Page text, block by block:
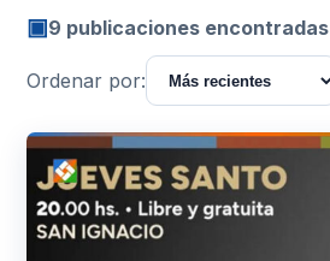
▣9 publicaciones encontradas
Ordenar por: